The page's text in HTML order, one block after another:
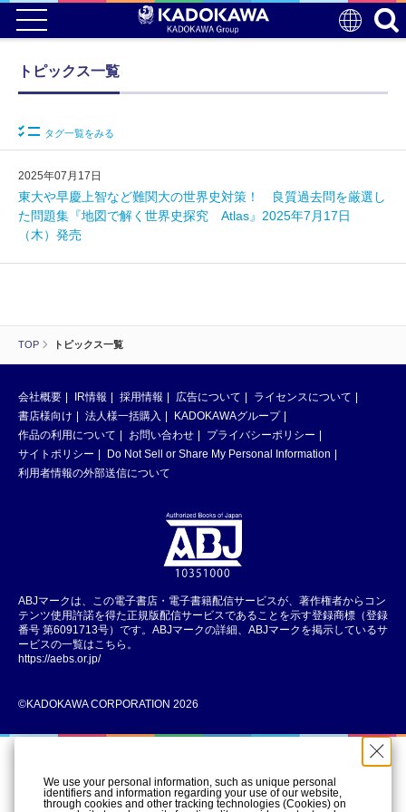
TOP トピックス一覧
トピックス一覧
タグ一覧をみる
2025年07月17日
東大や早慶上智など難関大の世界史対策！ 良質過去問を厳選し
た問題集『地図で解く世界史探究 Atlas』2025年7月17日
（木）発売
会社概要 IR情報 採用情報 広告について
ライセンスについて
書店様向け
法人様一括購入
KADOKAWAグループ
作品の利用について
お問い合わせ
プライバシーポリシー
サイトポリシー
Do Not Sell or Share My Personal Information
利用者情報の外部送信について
ABJマークは、この電子書店・電子書籍配信サービスが、著作権者からコン
テンツ使用許諾を得た正規版配信サービスであることを示す登録商標（登録
番号 第6091713号）です。ABJマークの詳細、ABJマークを掲示しているサ
ービスの一覧はこちら。
https://aebs.or.jp/
©KADOKAWA CORPORATION 2026
We use your personal information, such as unique personal
identifiers and information regarding your use of our website,
through cookies and other tracking technologies (Cookies) on